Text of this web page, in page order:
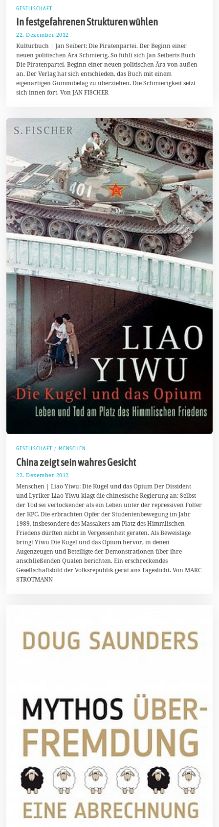
GESELLSCHAFT
In festgefahrenen Strukturen wühlen
22. Dezember 2012
.
M
ä
r
2
0
Kulturbuch | Jan Seibert: Die Piratenpartei. Der Beginn einer
neuen politischen Ära Schmierig. So fühlt sich Jan Seiberts Buch
Die Piratenpartei. Beginn einer neuen politischen Ära von außen
an. Der Verlag hat sich entschieden, das Buch mit einem
eigenartigen Gummibelag zu überziehen. Die Schmierigkeit setzt
sich innen fort. Von JAN FISCHER
GESELLSCHAFT / MENSCHEN
China zeigt sein wahres Gesicht
22. Dezember 2012
.
J
u
n
i
2
0
1
4
Menschen | Liao Yiwu: Die Kugel und das Opium Der Dissident
und Lyriker Liao Yiwu klagt die chinesische Regierung an: Selbst
der Tod sei verlockender als ein Leben unter der repressiven Folter
der KPC. Die erbrachten Opfer der Studentenbewegung im Jahr
1989, insbesondere des Massakers am Platz des Himmlischen
Friedens dürften nicht in Vergessenheit geraten. Als Beweislage
bringt Yiwu Die Kugel und das Opium hervor, in denen
Augenzeugen und Beteiligte der Demonstrationen über ihre
anschließenden Qualen berichten. Ein erschreckendes
Gesellschaftsbild der Volksrepublik gerät ans Tageslicht. Von MARC
STROTMANN